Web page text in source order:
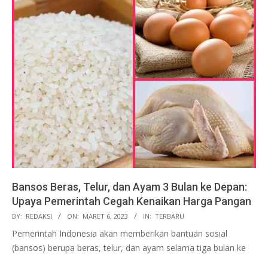
Bansos Beras, Telur, dan Ayam 3 Bulan ke Depan:
Upaya Pemerintah Cegah Kenaikan Harga Pangan
2023-
03-
06
BY: REDAKSI ON: MARET 6, 2023 IN: TERBARU
Pemerintah Indonesia akan memberikan bantuan sosial
(bansos) berupa beras, telur, dan ayam selama tiga bulan ke